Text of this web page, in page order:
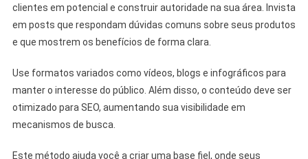
clientes em potencial e construir autoridade na sua área. Invista
em posts que respondam dúvidas comuns sobre seus produtos
e que mostrem os benefícios de forma clara.
Use formatos variados como vídeos, blogs e infográficos para
manter o interesse do público. Além disso, o conteúdo deve ser
otimizado para SEO, aumentando sua visibilidade em
mecanismos de busca.
Este método ajuda você a criar uma base fiel, onde seus